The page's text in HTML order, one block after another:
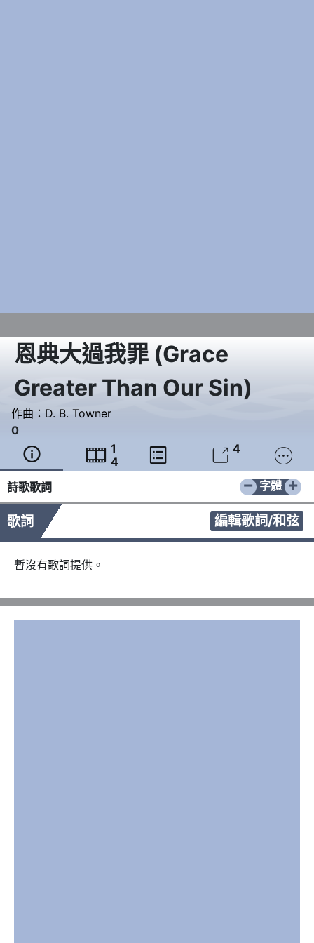
恩典大過我罪 (Grace
Greater Than Our Sin)
作曲： D. B. Towner
0
  1
4
  4 
詩歌歌詞 − +
字體
歌詞 編輯歌詞/和弦
暫沒有歌詞提供。